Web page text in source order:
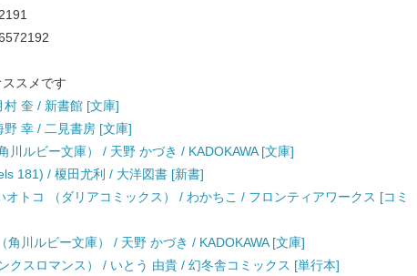
スメです
奎 / 新書館 [文庫]
幸 / 二見書房 [文庫]
川ルビー文庫） / 天野 かづき / KADOKAWA [文庫]
181) / 榎田尤利 / 大洋図書 [新書]
オトコ （ダリアコミックス） / わかちこ / フロンティアワークス [コミ
角川ルビー文庫） / 天野 かづき / KADOKAWA [文庫]
クスロマンス） / いとう 由貴 / 幻冬舎コミックス [単行本]